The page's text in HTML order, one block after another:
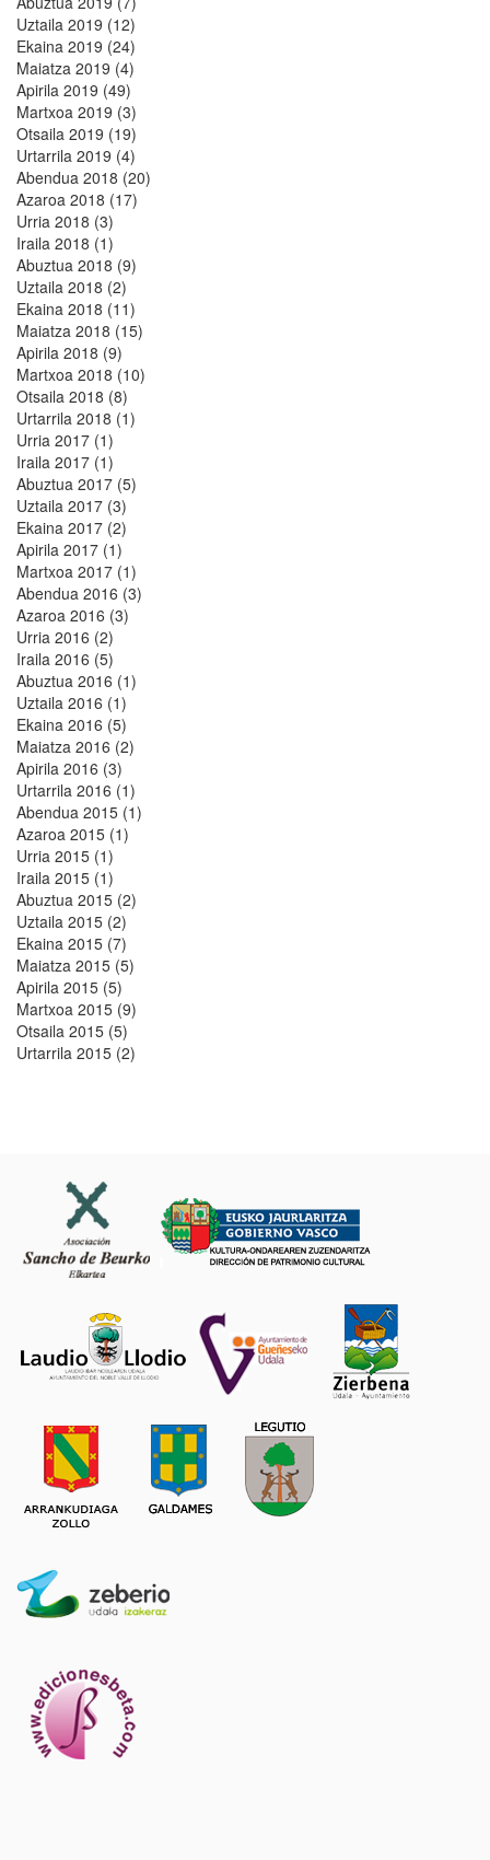
Uztaila 2019 (12)
Ekaina 2019 (24)
Maiatza 2019 (4)
Apirila 2019 (49)
Martxoa 2019 (3)
Otsaila 2019 (19)
Urtarrila 2019 (4)
Abendua 2018 (20)
Azaroa 2018 (17)
Urria 2018 (3)
Iraila 2018 (1)
Abuztua 2018 (9)
Uztaila 2018 (2)
Ekaina 2018 (11)
Maiatza 2018 (15)
Apirila 2018 (9)
Martxoa 2018 (10)
Otsaila 2018 (8)
Urtarrila 2018 (1)
Urria 2017 (1)
Iraila 2017 (1)
Abuztua 2017 (5)
Uztaila 2017 (3)
Ekaina 2017 (2)
Apirila 2017 (1)
Martxoa 2017 (1)
Abendua 2016 (3)
Azaroa 2016 (3)
Urria 2016 (2)
Iraila 2016 (5)
Abuztua 2016 (1)
Uztaila 2016 (1)
Ekaina 2016 (5)
Maiatza 2016 (2)
Apirila 2016 (3)
Urtarrila 2016 (1)
Abendua 2015 (1)
Azaroa 2015 (1)
Urria 2015 (1)
Iraila 2015 (1)
Abuztua 2015 (2)
Uztaila 2015 (2)
Ekaina 2015 (7)
Maiatza 2015 (5)
Apirila 2015 (5)
Martxoa 2015 (9)
Otsaila 2015 (5)
Urtarrila 2015 (2)